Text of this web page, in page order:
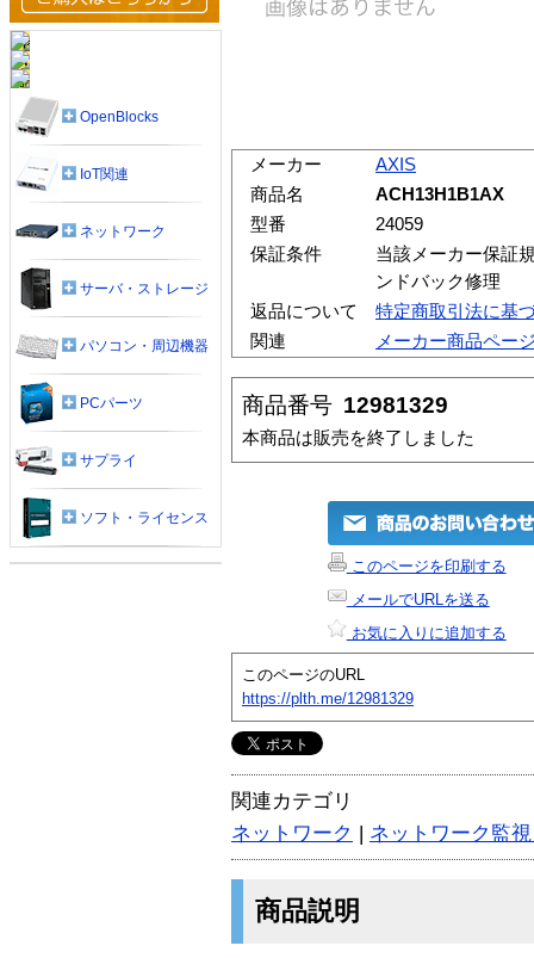
メーカー
AXIS
商品名
ACH13H1B1AX
型番
24059
保証条件
当該メーカー保証
ンドバック修理
返品について
特定商取引法に基
関連
メーカー商品ペー
商品番号 12981329
本商品は販売を終了しました
このページを印刷する
メールでURLを送る
お気に入りに追加する
このページのURL
https://plth.me/12981329
関連カテゴリ
ネットワーク | ネットワーク監
商品説明
OpenBlocks
IoT関連
ネットワーク
サーバ・ストレージ
パソコン・周辺機器
PCパーツ
サプライ
ソフト・ライセンス